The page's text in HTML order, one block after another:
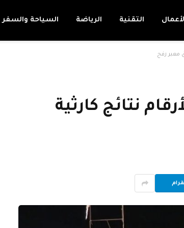
التقنية الرياضة السياحة والسفر
معبر رفح
نتائج كارثية